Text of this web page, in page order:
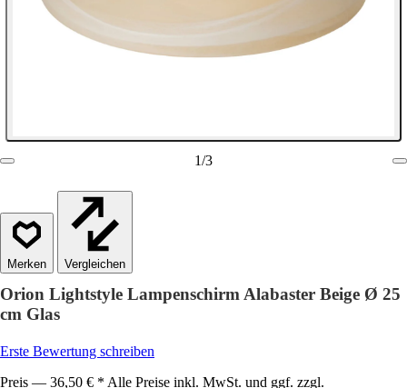
1/3
Vergleichen
Orion Lightstyle Lampenschirm Alabaster Beige Ø 25
cm Glas
Erste Bewertung schreiben
Preis — 36,50 € * Alle Preise inkl. MwSt. und ggf. zzgl.